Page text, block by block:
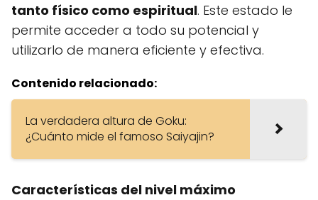
tanto físico como espiritual. Este estado le
permite acceder a todo su potencial y
utilizarlo de manera eficiente y efectiva.
Contenido relacionado:
La verdadera altura de Goku:
¿Cuánto mide el famoso Saiyajin?
Características del nivel máximo